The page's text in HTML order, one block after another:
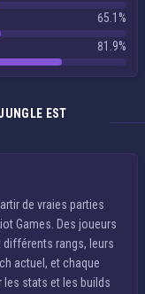
65.1%
81.9%
EST
de vraies parties
Games. Des joueurs
rangs, leurs
actuel, et chaque
les stats et les builds